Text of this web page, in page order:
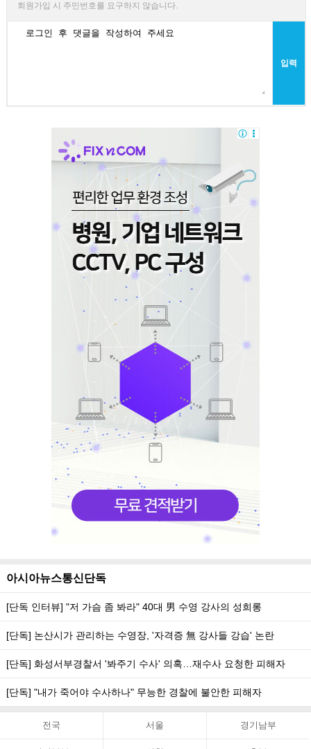
회원가입 시 주민번호를 요구하지 않습니다.
입력
아시아뉴스통신단독
[단독 인터뷰] "저 가슴 좀 봐라" 40대 男 수영 강사의 성희롱
[단독] 논산시가 관리하는 수영장, '자격증 無 강사들 강습' 논란
[단독] 화성서부경찰서 '봐주기 수사' 의혹…재수사 요청한 피해자
[단독] "내가 죽어야 수사하나" 무능한 경찰에 불안한 피해자
전국 서울 경기남부